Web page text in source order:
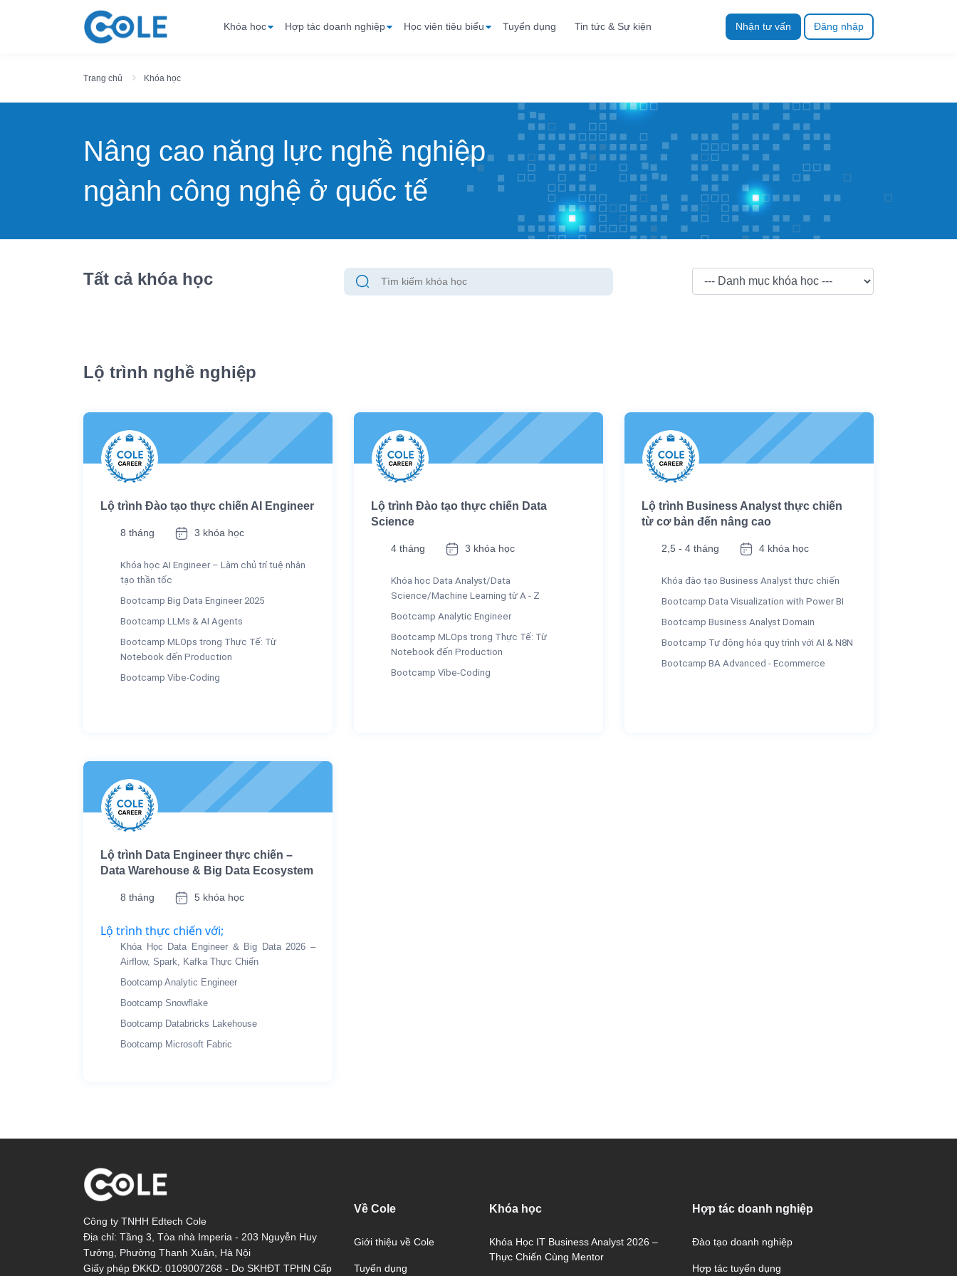
Khóa học Hợp tác doanh nghiệp Học viên tiêu biểu Tuyển dụng Tin tức & Sự kiện Nhận tư vấn Đăng nhập
Trang chủ Khóa học
Nâng cao năng lực nghề nghiệp
ngành công nghệ ở quốc tế
Tất cả khóa học
Lộ trình nghề nghiệp
Lộ trình Đào tạo thực chiến AI Engineer
8 tháng 3 khóa học
Khóa học AI Engineer – Làm chủ trí tuệ nhân
tạo thần tốc
Bootcamp Big Data Engineer 2025
Bootcamp LLMs & AI Agents
Bootcamp MLOps trong Thực Tế: Từ
Notebook đến Production
Bootcamp Vibe-Coding
Lộ trình Đào tạo thực chiến Data
Science
4 tháng 3 khóa học
Khóa học Data Analyst/Data
Science/Machine Learning từ A - Z
Bootcamp Analytic Engineer
Bootcamp MLOps trong Thực Tế: Từ
Notebook đến Production
Bootcamp Vibe-Coding
Lộ trình Business Analyst thực chiến
từ cơ bản đến nâng cao
2,5 - 4 tháng 4 khóa học
Khóa đào tạo Business Analyst thực chiến
Bootcamp Data Visualization with Power BI
Bootcamp Business Analyst Domain
Bootcamp Tự động hóa quy trình với AI & N8N
Bootcamp BA Advanced - Ecommerce
Lộ trình Data Engineer thực chiến –
Data Warehouse & Big Data Ecosystem
8 tháng 5 khóa học
Lộ trình thực chiến với;
Khóa Học Data Engineer & Big Data 2026 –
Airflow, Spark, Kafka Thực Chiến
Bootcamp Analytic Engineer
Bootcamp Snowflake
Bootcamp Databricks Lakehouse
Bootcamp Microsoft Fabric
Công ty TNHH Edtech Cole
Địa chỉ: Tầng 3, Tòa nhà Imperia - 203 Nguyễn Huy
Tưởng, Phường Thanh Xuân, Hà Nội
Giấy phép ĐKKD: 0109007268 - Do SKHĐT TPHN Cấp
Về Cole
Giới thiệu về Cole
Tuyển dụng
Khóa học
Khóa Học IT Business Analyst 2026 –
Thực Chiến Cùng Mentor
Hợp tác doanh nghiệp
Đào tạo doanh nghiệp
Hợp tác tuyển dụng